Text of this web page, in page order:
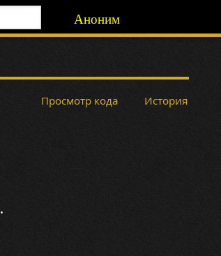
Аноним
Просмотр кода История
.